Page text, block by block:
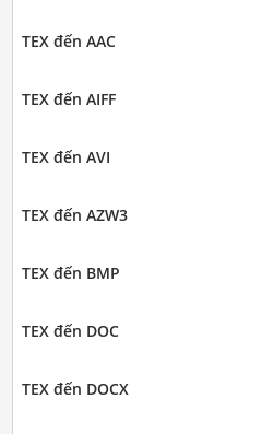
TEX đến AAC
TEX đến AIFF
TEX đến AVI
TEX đến AZW3
TEX đến BMP
TEX đến DOC
TEX đến DOCX